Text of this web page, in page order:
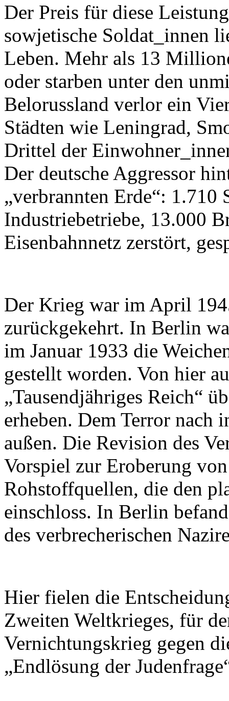
Der Preis für diese
sowjetische Soldat_innen
Leben. Mehr als 13
oder starben unter den
Belorussland verlor ein
Städten wie Leningrad,
Drittel der
Der deutsche Aggressor
„verbrannten Erde“:
Industriebetriebe, 13.000
Eisenbahnnetz zerstört,
Der Krieg war im April
zurückgekehrt. In Berlin
im Januar 1933 die
gestellt worden. Von hier
„Tausendjähriges Reich“
erheben. Dem Terror nach
außen. Die Revision des
Vorspiel zur Eroberung
Rohstoffquellen, die den
einschloss. In Berlin
des verbrecherischen
Hier fielen die
Zweiten Weltkrieges, für
Vernichtungskrieg gegen
„Endlösung der